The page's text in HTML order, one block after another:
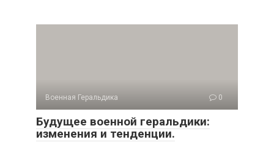
Военная Геральдика 0
Будущее военной геральдики:
изменения и тенденции.